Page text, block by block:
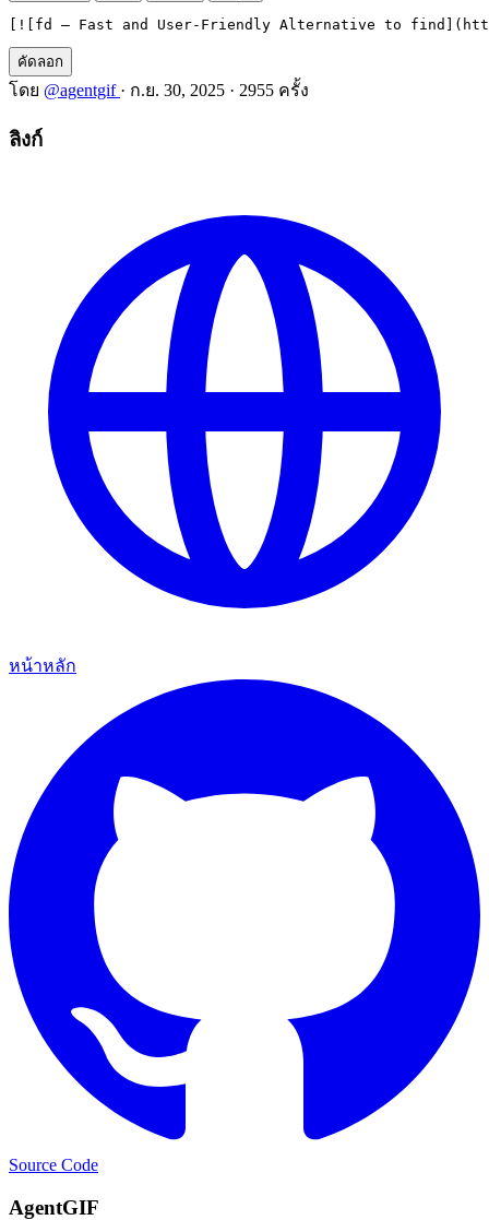
[![fd — Fast and User-Friendly Alternative to
คัดลอก
โดย @agentgif · ก.ย. 30, 2025 · 2955 ครั้ง
ลิงก์
หน้าหลัก
Source Code
AgentGIF